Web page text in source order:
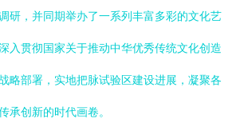
研，并同期举办了一系列丰富多彩的文化艺
入贯彻国家关于推动中华优秀传统文化创造
略部署，实地把脉试验区建设进展，凝聚各
承创新的时代画卷。